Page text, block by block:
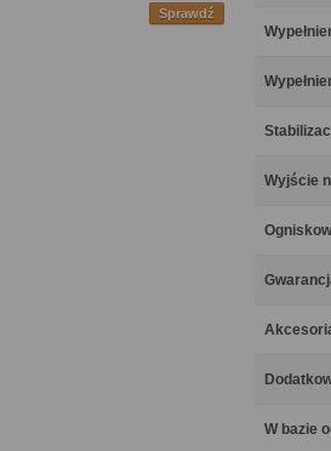
Sprawdź
Wyjście
W bazie